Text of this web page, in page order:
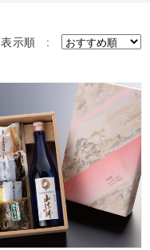
表示順 :